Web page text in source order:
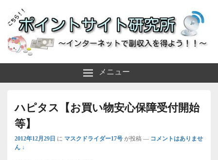
ポイントサイト研究所
メニュー
ハピタス【お買い物安心保障受付開始
等】
2012年12月29日 に マスクドライダー17号 が投稿 — コメントはありませ
ん ↓